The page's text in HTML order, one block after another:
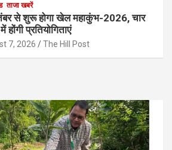
ताजा खबरें
से शुरू होगा खेल महाकुंभ-2026, चार
होंगी प्रतियोगिताएं
7, 2026 The Hill Post